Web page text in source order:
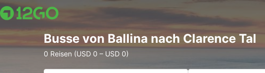
Busse von Ballina nach Clarence Tal
0 Reisen (USD 0 – USD 0)